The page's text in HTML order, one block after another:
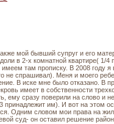
мой бывший супруг и его
в 2-х комнатной квартире( 1/
там прописку. В 2008 году
не спрашивал). Меня и моего
В иске мне было отказано. В
имеет в собственности
ему сразу поверили на слово и
принадлежит им). И вот на этом
Одним словом мои права на
суд- он оставил решение